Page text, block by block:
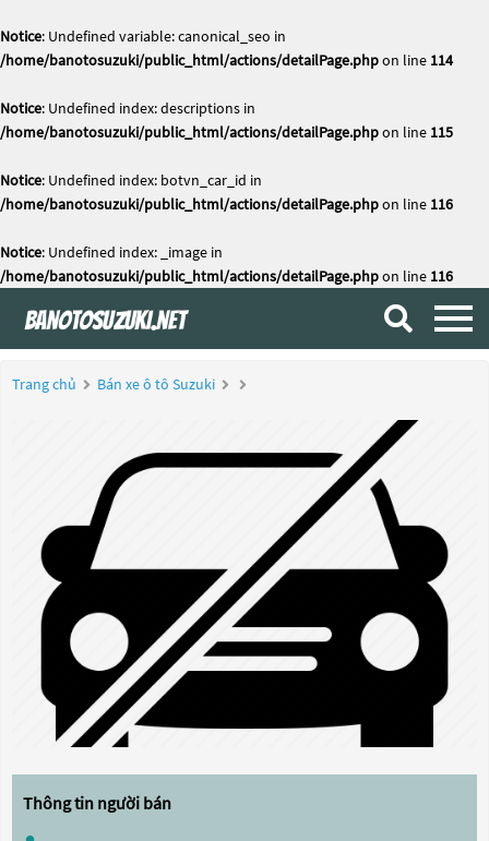
Notice: Undefined variable: canonical_seo in
/home/banotosuzuki/public_html/actions/detailPage.phpon line 114
Notice: Undefined index: descriptions in
/home/banotosuzuki/public_html/actions/detailPage.phpon line 115
Notice: Undefined index: botvn_car_id in
/home/banotosuzuki/public_html/actions/detailPage.phpon line 116
Notice: Undefined index: _image in
/home/banotosuzuki/public_html/actions/detailPage.phpon line 116
Trang chủ Bán xe ô tô Suzuki
Thông tin người bán